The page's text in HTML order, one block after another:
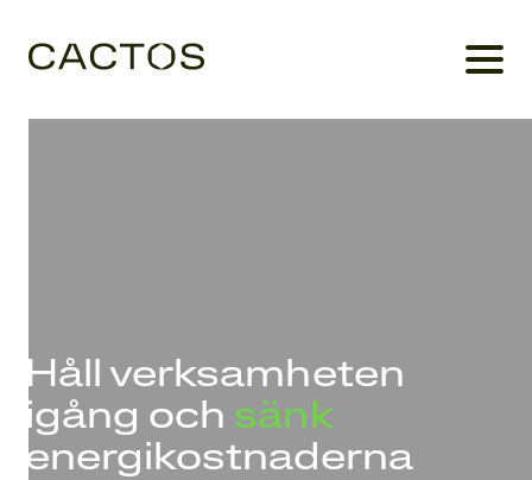
Håll verksamheten
igång och sänk
energikostnaderna